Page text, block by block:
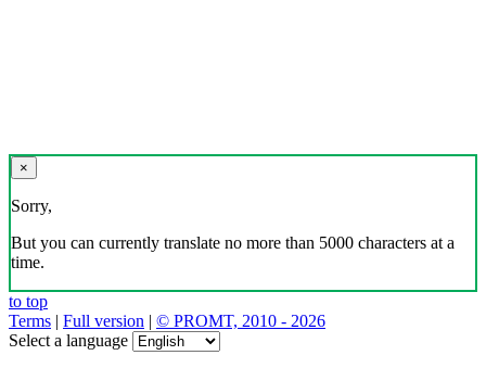
×
Sorry,
But you can currently translate no more than 5000 characters at a
time.
to top
Terms | Full version | © PROMT, 2010 - 2026
Select a language